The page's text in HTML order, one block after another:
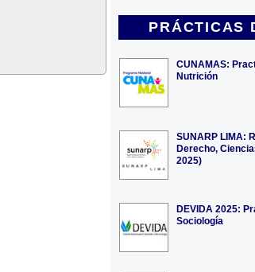
PRÁCTICAS
CUNAMAS:
Nutrición
SUNARP LIMA:
Derecho,
2025)
DEVIDA 2025:
Sociología